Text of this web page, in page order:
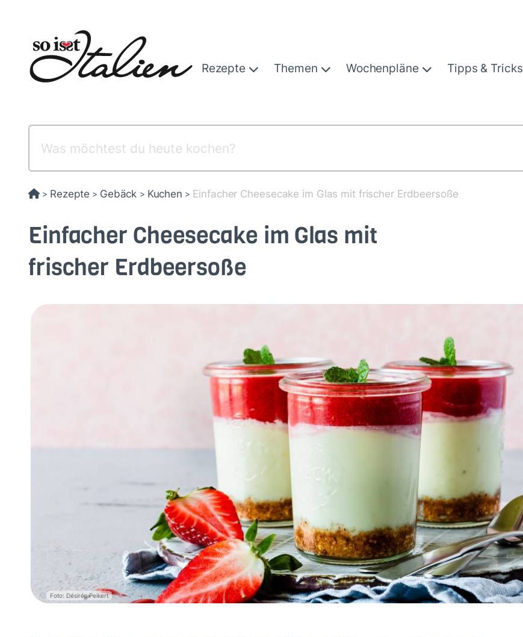
Rezepte Themen Wochenpläne Tipps & Tricks
> Rezepte > Gebäck > Kuchen > Einfacher Cheesecake im Glas mit frischer Erdbeersoße
Einfacher Cheesecake im Glas mit
frischer Erdbeersoße
Foto: Désirée Peikert